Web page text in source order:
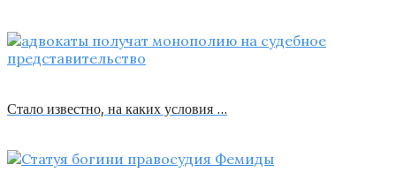
Стало известно, на каких условия …